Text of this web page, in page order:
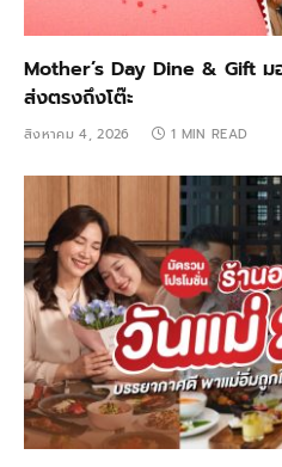
Mother’s Day Dine & Gift
ส่งตรงถึงโต๊ะ
สิงหาคม 4, 2026 1 MIN READ